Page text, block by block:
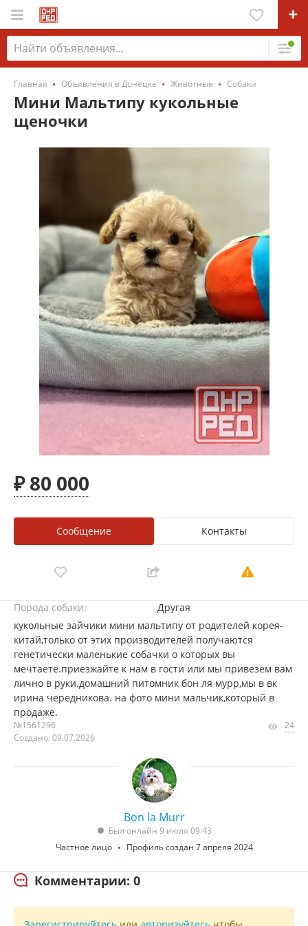
Главная Объявления в Донецке Животные Собаки
Мини Мальтипу кукольные
щеночки
₽ 80 000
Сообщение Контакты
Порода собаки:
Другая
кукольные зайчики мини мальтипу от родителей корея-
китай,только от этих производителей получаются
генетически маленькие собачки о которых вы
мечтаете.приезжайте к нам в гости или мы привезем вам
лично в руки.домашний питомник бон ля мурр,мы в вк
ирина чередникова. на фото мини мальчик,который в
продаже.
№1561296
Создано: 09.07.2026
24
Bon la Murr
Был онлайн 9 июля 09:43
Частное лицо
Профиль создан 7 апреля 2024
Комментарии: 0